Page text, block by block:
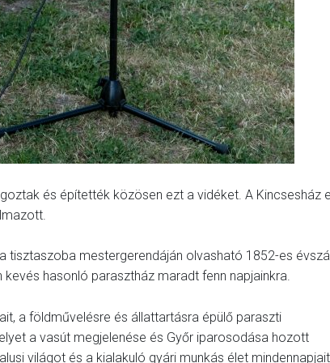
és építették közösen ezt a vidéket. A Kincsesház
tisztaszoba mestergerendáján olvasható 1852-es
hasonló parasztház maradt fenn napjainkra.
a földművelésre és állattartásra épülő paraszti
a vasút megjelenése és Győr iparosodása hozott
világot és a kialakuló gyári munkás élet